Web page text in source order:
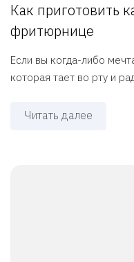
Как приготовить
фритюрнице
Если вы когда-либо
которая тает во рту и
Читать далее